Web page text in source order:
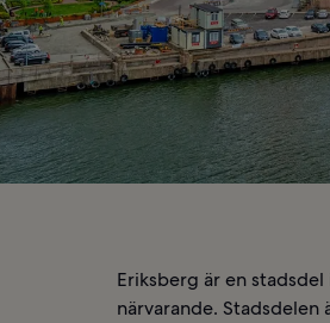
Eriksberg är en
närvarande.